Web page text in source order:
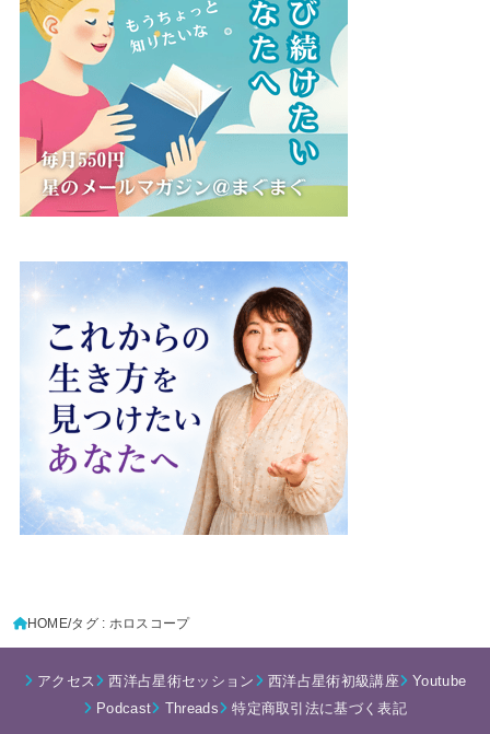
HOME タグ : ホロスコープ
アクセス 西洋占星術セッション 西洋占星術初級講座
Youtube
Podcast
Threads 特定商取引法に基づく表記